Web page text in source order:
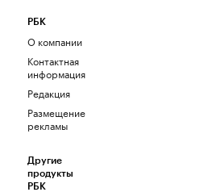
РБК
О компании
Контактная
информация
Редакция
Размещение
рекламы
Другие
продукты
РБК